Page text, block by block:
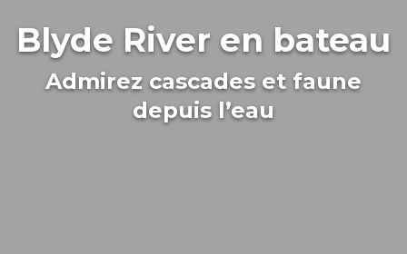
Blyde River en bateau
Admirez cascades et faune
depuis l’eau